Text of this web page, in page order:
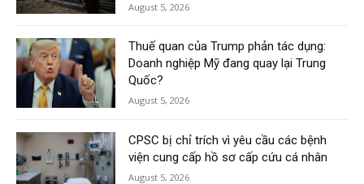
August 5, 2026
Thuế quan của Trump phản tác dụng:
Doanh nghiệp Mỹ đang quay lại Trung
Quốc?
August 5, 2026
CPSC bị chỉ trích vì yêu cầu các bệnh
viện cung cấp hồ sơ cấp cứu cá nhân
August 5, 2026